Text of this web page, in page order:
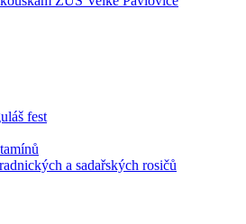
fest
a sadařských rosičů